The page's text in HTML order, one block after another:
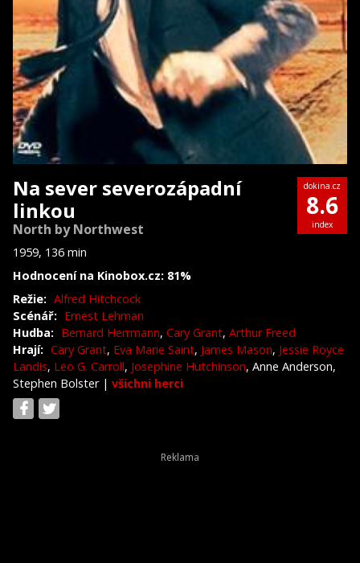
Na sever severozápadní
linkou
North by Northwest
1959, 136 min
Hodnocení na Kinobox.cz: 81%
dokina.cz
8.6
index
Režie: Alfred Hitchcock
Scénář: Ernest Lehman
Hudba: Bernard Herrmann, Cary Grant, Arthur Freed
Hrají: Cary Grant, Eva Marie Saint, James Mason, Jessie Royce
Landis, Leo G. Carroll, Josephine Hutchinson, Anne Anderson,
Stephen Bolster | všichni herci